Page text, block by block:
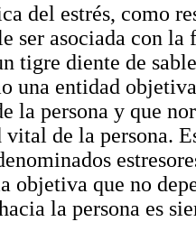
del estrés, como
ser asociada con
tigre diente de
una entidad
la persona y que
de la persona.
objetiva que no
la persona es